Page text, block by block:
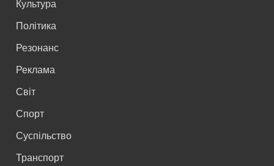
Культура
Політика
Резонанс
Реклама
Світ
Спорт
Суспільство
Транспорт